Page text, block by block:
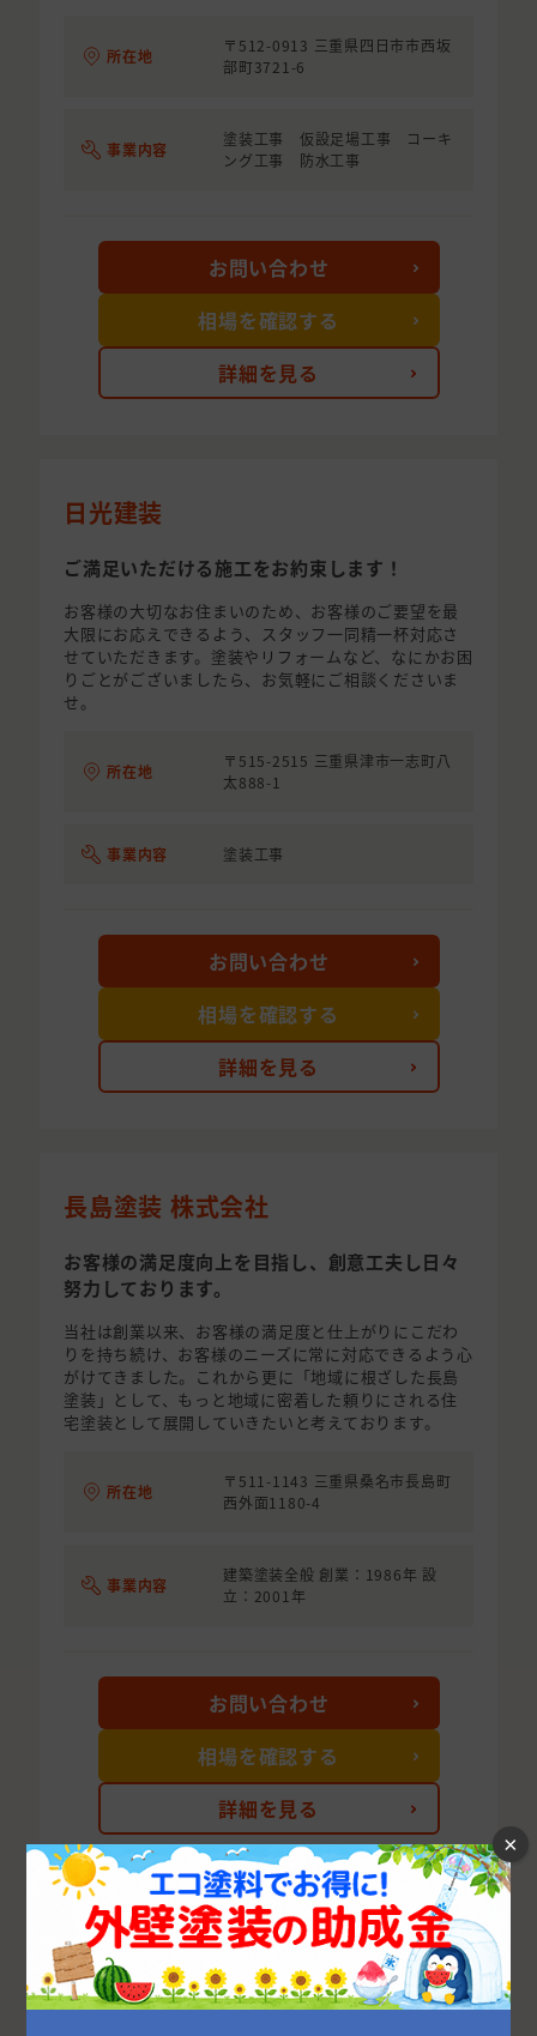
所在地
〒512-0913 三重県四日市市西坂
部町3721-6
事業内容
塗装工事 仮設足場工事 コーキ
ング工事 防水工事
詳細を見る
お問い合わせ
相場を確認する
日光建装
ご満足いただける施工をお約束します！
お客様の大切なお住まいのため、お客様のご要望を最
大限にお応えできるよう、スタッフ一同精一杯対応さ
せていただきます。塗装やリフォームなど、なにかお困
りごとがございましたら、お気軽にご相談くださいま
せ。
所在地
〒515-2515 三重県津市一志町八
太888-1
事業内容 塗装工事
詳細を見る
お問い合わせ
相場を確認する
長島塗装 株式会社
お客様の満足度向上を目指し、創意工夫し日々
努力しております。
当社は創業以来、お客様の満足度と仕上がりにこだわ
りを持ち続け、お客様のニーズに常に対応できるよう心
がけてきました。これから更に「地域に根ざした長島
塗装」として、もっと地域に密着した頼りにされる住
宅塗装として展開していきたいと考えております。
所在地
〒511-1143 三重県桑名市長島町
西外面1180-4
事業内容
建築塗装全般 創業：1986年 設
立：2001年
詳細を見る
お問い合わせ
相場を確認する
次の10件を表示する
×